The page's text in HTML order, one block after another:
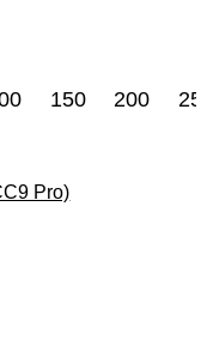
150 200
Pro)